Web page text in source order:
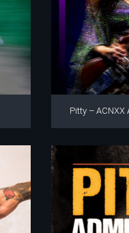
Pitty – ACNXX